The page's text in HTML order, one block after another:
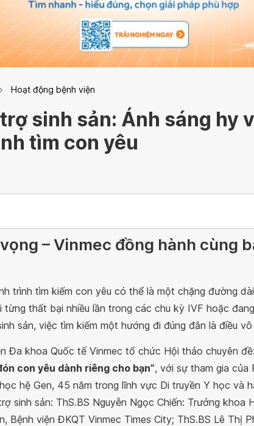
Hoạt động bệnh viện
sinh sản: Ánh sáng hy
tìm con yêu
– Vinmec đồng hành cùng
trình tìm kiếm con yêu có thể là một chặng đường
thất bại nhiều lần trong các chu kỳ IVF hoặc
sản, việc tìm kiếm một hướng đi đúng đắn là điều
Đa khoa Quốc tế Vinmec tổ chức Hội thảo chuyên đề:
con yêu dành riêng cho bạn”, với sự tham gia của
hệ Gen, 45 năm trong lĩnh vực Di truyền Y học và
sinh sản: ThS.BS Nguyễn Ngọc Chiến: Trưởng khoa
Bệnh viện ĐKQT Vinmec Times City; ThS.BS Lê Thị